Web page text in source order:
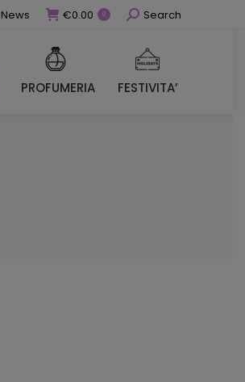
News €0.00 0 CercaSearch
PROFUMERIA FESTIVITA’
PROFUMERIA FESTIVITA’